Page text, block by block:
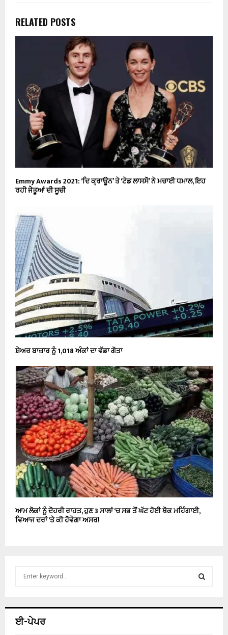
RELATED POSTS
Emmy Awards 2021: ‘ਦਿ ਕ੍ਰਾਊਨ’ ਤੇ ‘ਟੇਡ ਲਾਸਸੋ’ ਨੇ ਮਚਾਈ ਧਮਾਲ, ਇਹ
ਰਹੀ ਜੇੇਤੂਆਂ ਦੀ ਸੂਚੀ
ਸ਼ੇਅਰ ਬਾਜ਼ਾਰ ਨੂੰ 1,018 ਅੰਕਾਂ ਦਾ ਵੱਡਾ ਗੋਤਾ
ਆਮ ਲੋਕਾਂ ਨੂੰ ਦੋਹਰੀ ਰਾਹਤ, ਹੁਣ 3 ਸਾਲਾਂ ‘ਚ ਸਭ ਤੋਂ ਘੱਟ ਹੋਈ ਥੋਕ ਮਹਿੰਗਾਈ,
ਵਿਆਜ ਦਰਾਂ ‘ਤੇ ਕੀ ਹੋਵੇਗਾ ਅਸਰ!
h
ਈ-ਪੇਪਰ